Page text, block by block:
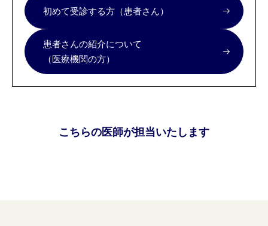
初めて受診する方（患者さん）
患者さんの紹介について
（医療機関の方）
こちらの医師が担当いたします